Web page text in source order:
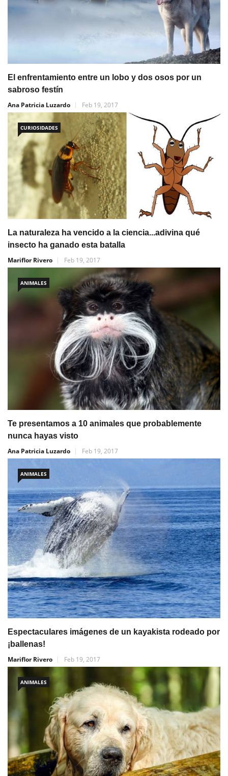
El enfrentamiento entre un lobo y dos osos por un
sabroso festín
Ana Patricia Luzardo
Feb 19, 2017
CURIOSIDADES
La naturaleza ha vencido a la ciencia...adivina qué
insecto ha ganado esta batalla
Mariflor Rivero
Feb 19, 2017
ANIMALES
Te presentamos a 10 animales que probablemente
nunca hayas visto
Ana Patricia Luzardo
Feb 19, 2017
ANIMALES
Espectaculares imágenes de un kayakista rodeado por
¡ballenas!
Mariflor Rivero
Feb 19, 2017
ANIMALES